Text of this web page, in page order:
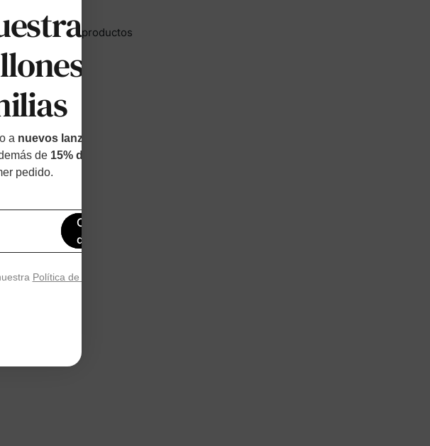
1-10 de 10 productos
más
de
a nuevos lanzamientos y
de 15% de descuento
pedido.
Obtén un 15%
de descuento
Política de privacidad